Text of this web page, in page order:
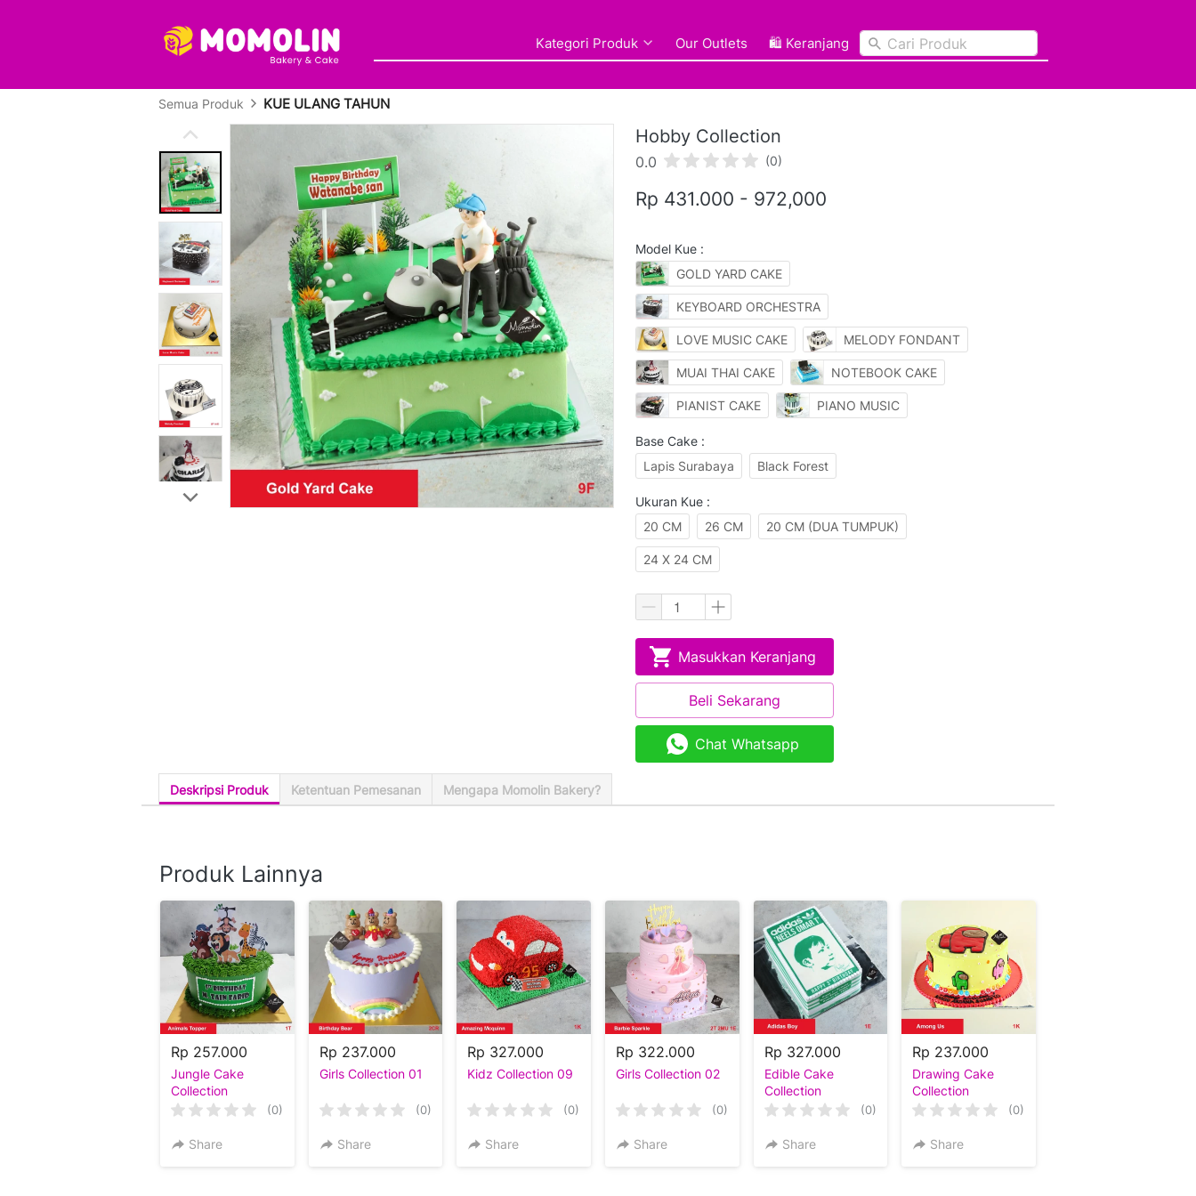
Kategori Produk Our Outlets 🛍️ Keranjang Cari Produk
Kategori Produk Our Outlets 🛍️ Keranjang Cari Produk
Semua Produk KUE ULANG TAHUN
Hobby Collection
0.0 (0)
Rp 431.000 - 972,000
Model Kue :
GOLD YARD CAKE
KEYBOARD ORCHESTRA
LOVE MUSIC CAKE MELODY FONDANT
MUAI THAI CAKE NOTEBOOK CAKE
PIANIST CAKE PIANO MUSIC
Base Cake :
Lapis Surabaya
Black Forest
Ukuran Kue :
20 CM
26 CM 20 CM (DUA TUMPUK)
24 X 24 CM
` Masukkan Keranjang
`
Beli Sekarang
` Chat Whatsapp
Deskripsi Produk Ketentuan Pemesanan Mengapa Momolin Bakery?
Produk Lainnya
Rp 257.000
Jungle Cake
Collection
(0)
Share
Rp 237.000
Girls Collection 01
(0)
Share
Rp 327.000
Kidz Collection 09
(0)
Share
Rp 322.000
Girls Collection 02
(0)
Share
Rp 327.000
Edible Cake
Collection
(0)
Share
Rp 237.000
Drawing Cake
Collection
(0)
Share